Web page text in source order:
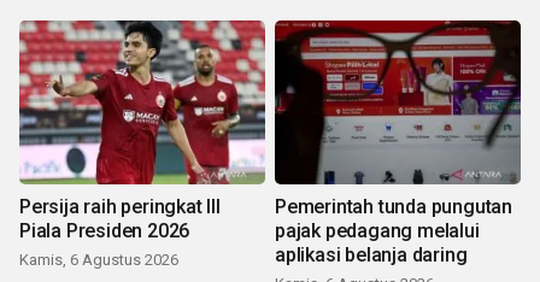
Persija raih peringkat III
Piala Presiden 2026
Kamis, 6 Agustus 2026
Pemerintah tunda pungutan
pajak pedagang melalui
aplikasi belanja daring